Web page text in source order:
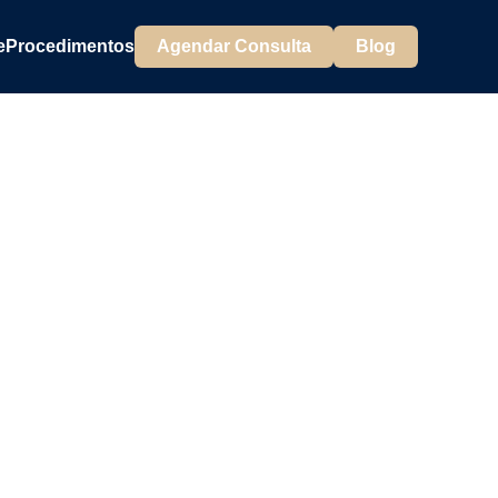
Procedimentos Agendar Consulta Blog